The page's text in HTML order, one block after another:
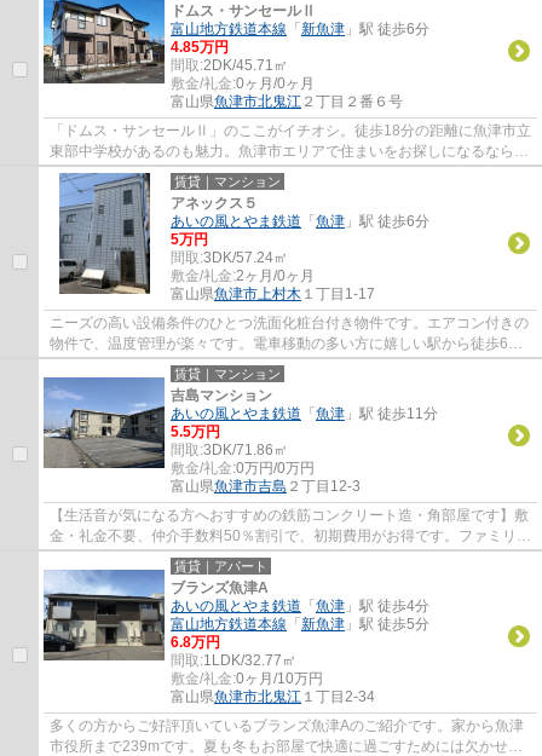
ドムス・サンセールⅡ
富山地方鉄道本線 「 新魚津 」駅 徒歩6分
4.85万円
間取:2DK/45.71㎡
敷金/礼金:0ヶ月/0ヶ月
富山県魚津市北鬼江 ２丁目２番６号
「ドムス・サンセールⅡ」のここがイチオシ。徒歩18分の距離に魚津市立
東部中学校があるのも魅力。魚津市エリアで住まいをお探しになるなら、
株式会社大城不動産にご連絡下さい。問い合...
賃貸｜マンション
アネックス５
あいの風とやま鉄道 「 魚津 」駅 徒歩6分
5万円
間取:3DK/57.24㎡
敷金/礼金:2ヶ月/0ヶ月
富山県魚津市上村木 １丁目1-17
ニーズの高い設備条件のひとつ洗面化粧台付き物件です。エアコン付きの
物件で、温度管理が楽々です。電車移動の多い方に嬉しい駅から徒歩6分
の物件です。こちらのお部屋で新しい生活を...
賃貸｜マンション
吉島マンション
あいの風とやま鉄道 「 魚津 」駅 徒歩11分
5.5万円
間取:3DK/71.86㎡
敷金/礼金:0万円/0万円
富山県魚津市吉島 ２丁目12-3
【生活音が気になる方へおすすめの鉄筋コンクリート造・角部屋です】敷
金・礼金不要、仲介手数料50％割引で、初期費用がお得です。ファミリー
世帯におすすめ。部屋数豊富な3DK。魚津市...
賃貸｜アパート
ブランズ魚津A
あいの風とやま鉄道 「 魚津 」駅 徒歩4分
富山地方鉄道本線 「 新魚津 」駅 徒歩5分
6.8万円
間取:1LDK/32.77㎡
敷金/礼金:0ヶ月/10万円
富山県魚津市北鬼江 １丁目2-34
多くの方からご好評頂いているブランズ魚津Aのご紹介です。家から魚津
市役所まで239mです。夏も冬もお部屋で快適に過ごすためには欠かせな